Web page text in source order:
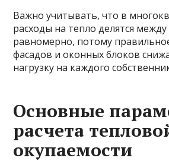
Важно учитывать, что в
расходы на тепло делятся
равномерно, потому
фасадов и оконных блоков
нагрузку на каждого
Основные
расчета
окупаемости